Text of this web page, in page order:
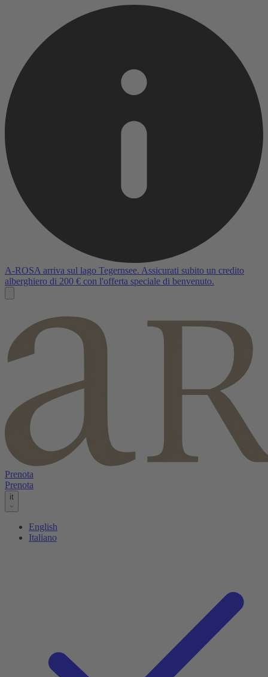
A-ROSA arriva sul lago Tegernsee. Assicurati subito un credito
alberghiero di 200 € con l'offerta speciale di benvenuto.
Prenota
Prenota
it
English
Italiano